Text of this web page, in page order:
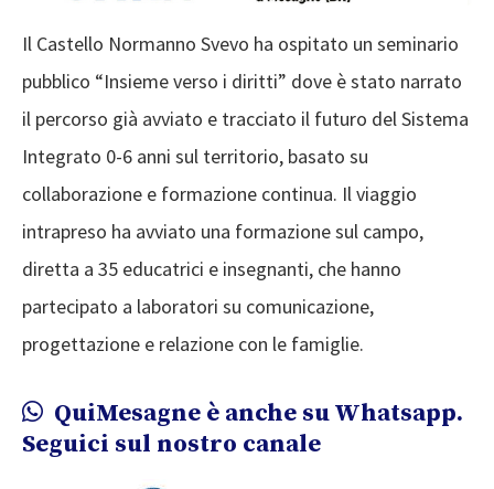
Il Castello Normanno Svevo ha ospitato un seminario
pubblico “Insieme verso i diritti” dove è stato narrato
il percorso già avviato e tracciato il futuro del Sistema
Integrato 0-6 anni sul territorio, basato su
collaborazione e formazione continua. Il viaggio
intrapreso ha avviato una formazione sul campo,
diretta a 35 educatrici e insegnanti, che hanno
partecipato a laboratori su comunicazione,
progettazione e relazione con le famiglie.
QuiMesagne è anche su Whatsapp.
Seguici sul nostro canale